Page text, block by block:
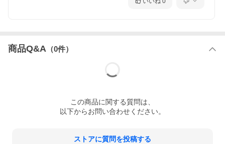
商品Q&A （0件）
この商品に関する質問は、
以下からお問い合わせください。
ストアに質問を投稿する